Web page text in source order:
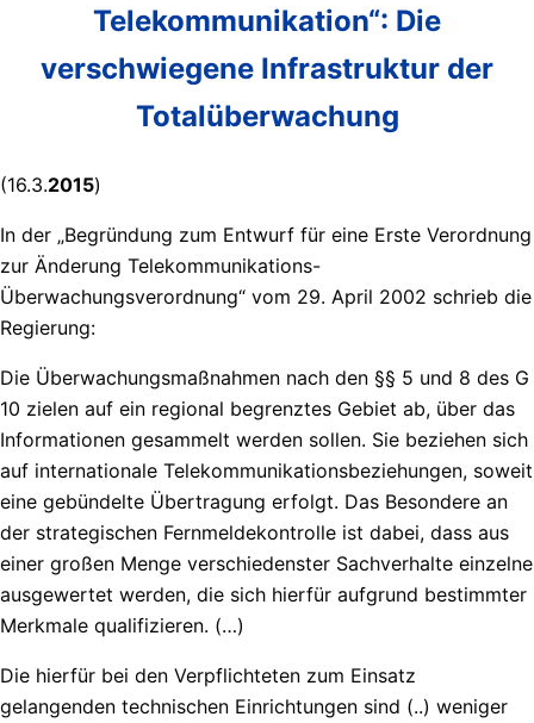
Telekommunikation“: Die
verschwiegene Infrastruktur der
Totalüberwachung
(16.3.2015)
In der „Begründung zum Entwurf für eine Erste Verordnung
zur Änderung Telekommunikations-
Überwachungsverordnung“ vom 29. April 2002 schrieb die
Regierung:
Die Überwachungsmaßnahmen nach den §§ 5 und 8 des G
10 zielen auf ein regional begrenztes Gebiet ab, über das
Informationen gesammelt werden sollen. Sie beziehen sich
auf internationale Telekommunikationsbeziehungen, soweit
eine gebündelte Übertragung erfolgt. Das Besondere an
der strategischen Fernmeldekontrolle ist dabei, dass aus
einer großen Menge verschiedenster Sachverhalte einzelne
ausgewertet werden, die sich hierfür aufgrund bestimmter
Merkmale qualifizieren. (…)
Die hierfür bei den Verpflichteten zum Einsatz
gelangenden technischen Einrichtungen sind (..) weniger